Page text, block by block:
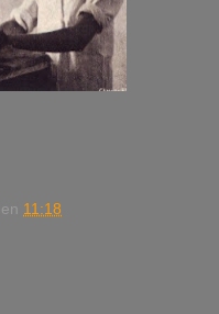
en 11:18